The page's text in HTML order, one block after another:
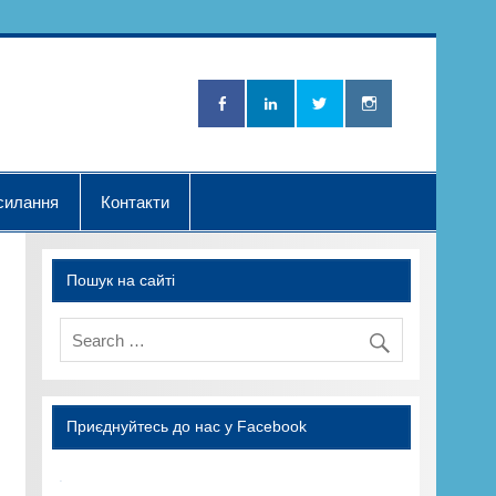
Хвилька"
Контакти
Пошук на сайті
Приєднуйтесь до нас у Facebook